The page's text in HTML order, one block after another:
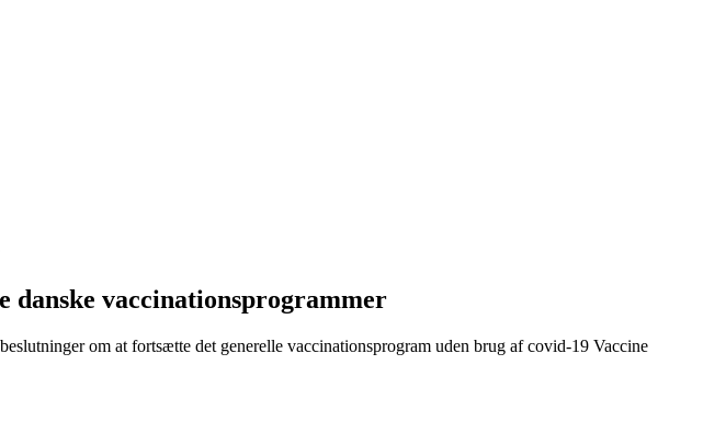
danske vaccinationsprogrammer
om at fortsætte det generelle vaccinationsprogram uden brug af covid-19 Vaccine